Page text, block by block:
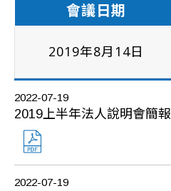
會議日期
2019年8月14日
2022-07-19
2019上半年法人說明會簡報
2022-07-19